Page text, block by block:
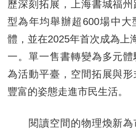
歷深刻拓展，上海書城福
型為年均舉辦超600場中大
體，並在2025年首次成為上
一。單一售書轉變為多元
為活動平臺，空間拓展與
豐富的姿態走進市民生活。
閱讀空間的物理煥新為